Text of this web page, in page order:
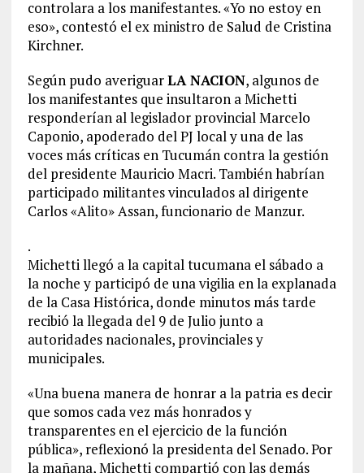
controlara a los manifestantes. «Yo no estoy en
eso», contestó el ex ministro de Salud de Cristina
Kirchner.
Según pudo averiguarLA NACION, algunos de
los manifestantes que insultaron a Michetti
responderían al legislador provincial Marcelo
Caponio, apoderado del PJ local y una de las
voces más críticas en Tucumán contra la gestión
del presidente Mauricio Macri. También habrían
participado militantes vinculados al dirigente
Carlos «Alito» Assan, funcionario de Manzur.
.
Michetti llegó a la capital tucumana el sábado a
la noche y participó de una vigilia en la explanada
de la Casa Histórica, donde minutos más tarde
recibió la llegada del 9 de Julio junto a
autoridades nacionales, provinciales y
municipales.
«Una buena manera de honrar a la patria es decir
que somos cada vez más honrados y
transparentes en el ejercicio de la función
pública», reflexionó la presidenta del Senado. Por
la mañana, Michetti compartió con las demás